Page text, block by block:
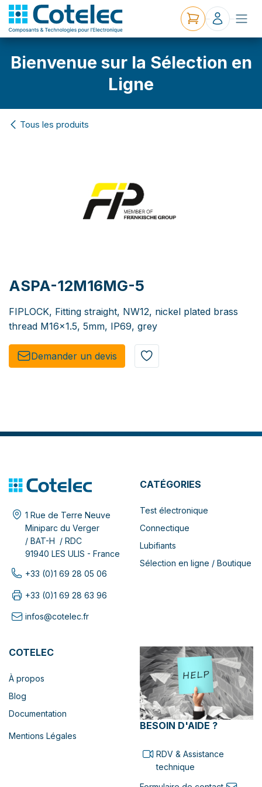
Bienvenue sur la Sélection en
Ligne
Tous les produits
ASPA-12M16MG-5
FIPLOCK, Fitting straight, NW12, nickel plated brass
thread M16x1.5, 5mm, IP69, grey
Demander un de​​vis​​
1 Rue de Terre Neuve
Miniparc du Verger
/ BAT-H / RDC
91940 LES ULIS - France
+33 (0)1 69 28 05 06
+33 (0)1 69 28 63 96
infos@cotelec.fr
CATÉGORIES
Test électronique
Connectique
Lubifiants
Sélection en ligne / Boutique
COTELEC
À propos
Blog
Documentation
Mentions Légales
BESOIN D'AIDE ?
RDV & Assistance
technique